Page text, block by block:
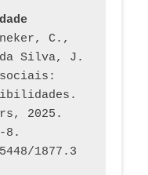
C.,
da Silva, J.
sociais:
2025.
8.
1877.3